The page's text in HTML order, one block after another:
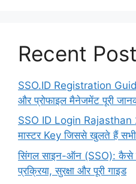
Recent
SSO.ID Registration
और प्रोफाइल मैनेजमेंट पूरी
SSO ID Login Rajasthan
मास्टर Key जिससे खुलते हैं सभी
सिंगल साइन-ऑन (SSO): कैसे
प्रक्रिया, सुरक्षा और पूरी गाइड